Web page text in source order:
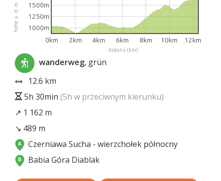
distanz (km)
höhe ü. d. m.
0km 2km 4km 6km 8km 10km 12km
1000m
1250m
1500m
wanderweg, grün
12.6 km
5h 30min (5h w przeciwnym kierunku)
↗ 1 162 m
↘ 489 m
Czerniawa Sucha - wierzchołek północny
Babia Góra Diablak